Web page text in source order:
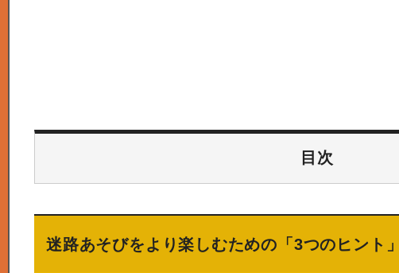
目次
迷路あそびをより楽しむための「3つのヒント」